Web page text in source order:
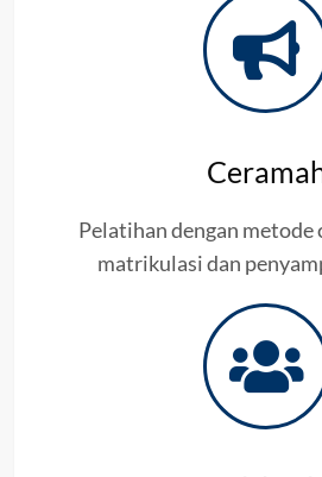
Pelatihan dengan metode
matrikulasi dan